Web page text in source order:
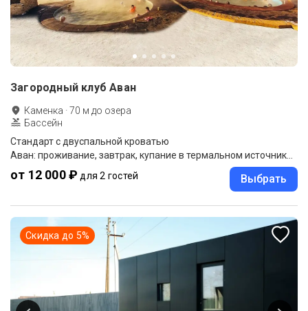
Загородный клуб Аван
Каменка ·70 м до озера
Бассейн
Стандарт с двуспальной кроватью
от 12 000 ₽ для 2 гостей Выбрать
Скидка до 5%